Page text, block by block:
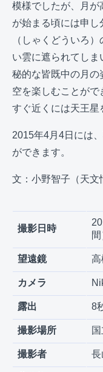
模様でしたが、月が
が始まる頃には申
（しゃくどういろ
い雲に遮られてし
秘的な皆既中の月の
空を楽しむことが
すぐ近くには天王星
2015年4月4日には
ができます。
文：小野智子（天文
撮影日時
間
望遠鏡 高
カメラ
露出 8
撮影場所
撮影者 長